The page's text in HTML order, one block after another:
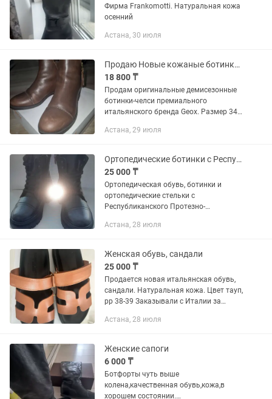
Фирма Frankomotti. Натуральная кожа
осенний
Астана, 30 июля
Продаю Новые кожаные ботинки Geox Respira (Италия), размер 34
18 800 ₸
Продам оригинальные демисезонные
ботинки-челси премиального
итальянского бренда Geox. Размер 34
— 22.7 см). Покупали в магазине
Астана, 29 июля
Ортопедические ботинки с Республиканского Протезно-Ортопедического Центра
25 000 ₸
Ортопедическая обувь, ботинки и
ортопедические стельки с
Республиканского Протезно-
Астаны! Продам новые
и взрослых, зимние на...
Астана, 28 июля
Женская обувь, сандали
25 000 ₸
Продается новая итальянская обувь,
сандали. Натуральная кожа. Цвет тауп,
рр 38-39 Заказывали с Италии за
рассматриваем Рн Ботанического
Астана, 28 июля
Женские сапоги
6 000 ₸
Ботфорты чуть выше
колена,качественная обувь,кожа,в
хорошем состоянии.